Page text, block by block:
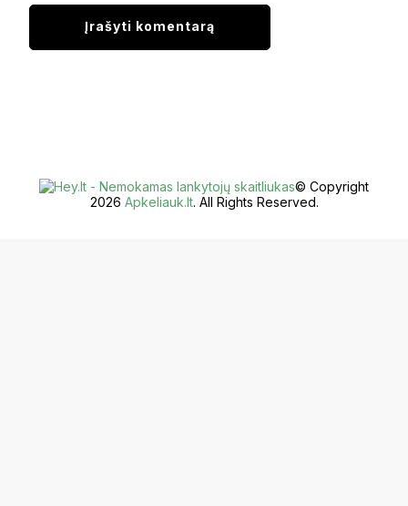
© Copyright
2026 Apkeliauk.lt. All Rights Reserved.